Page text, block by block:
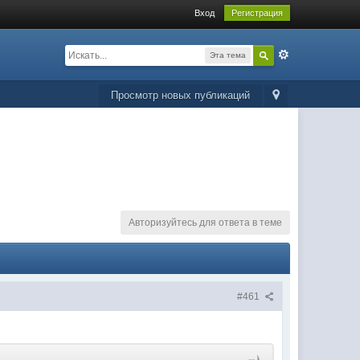
Вход Регистрация
Эта тема
Просмотр новых публикаций
Авторизуйтесь для ответа в теме
#461